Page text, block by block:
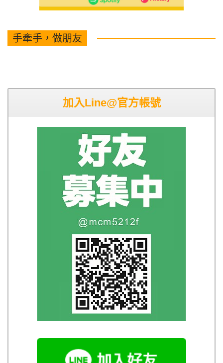
手牽手，做朋友
加入Line@官方帳號